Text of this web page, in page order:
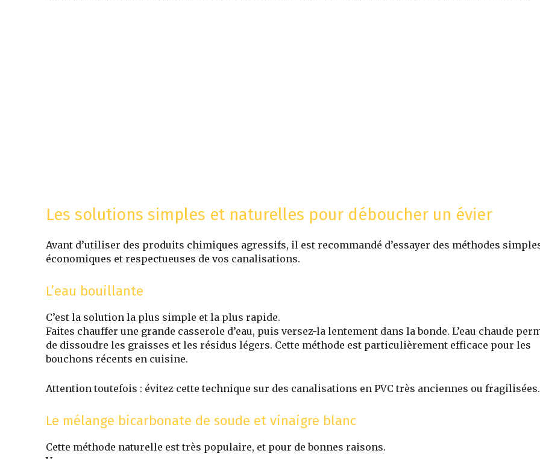
Les solutions simples et naturelles pour déboucher un évier
Avant d’utiliser des produits chimiques agressifs, il est recommandé d’essayer des méthodes
économiques et respectueuses de vos canalisations.
L’eau bouillante
C’est la solution la plus simple et la plus rapide.
Faites chauffer une grande casserole d’eau, puis versez-la lentement dans la bonde. L’eau chaude
de dissoudre les graisses et les résidus légers. Cette méthode est particulièrement efficace pour les
bouchons récents en cuisine.
Attention toutefois : évitez cette technique sur des canalisations en PVC très anciennes ou fragilisées.
Le mélange bicarbonate de soude et vinaigre blanc
Cette méthode naturelle est très populaire, et pour de bonnes raisons.